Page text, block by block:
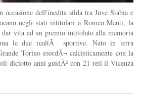
occasione dell'inedita sfida tra Juve Stabia e
negli stati intitolari a Romeo Menti, la
vita ad un premio intitolato alla memoria
le due realtÃ sportive. Nato in terra
Torino esordÃ¬ calcisticamente con la
diciotto anni guidÃ² con 21 reti il Vicenza